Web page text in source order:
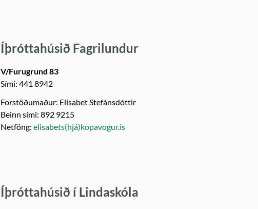
Íþróttahúsið Fagrilundur
V/Furugrund 83
Sími: 441 8942
Forstöðumaður: Elísabet Stefánsdóttir
Beinn sími: 892 9215
Netföng: elisabets(hjá)kopavogur.is
Íþróttahúsið í Lindaskóla